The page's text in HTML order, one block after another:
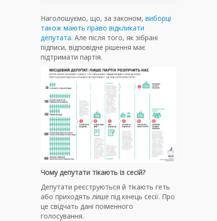
Наголошуємо, що, за законом, виборці
також мають право відкликати
депутата. Але після того, як зібрані
підписи, відповідне рішення має
підтримати партія.
Чому депутати тікають із сесій?
Депутати реєструються й тікають геть
або приходять лише під кінець сесії. Про
це свідчать дані поіменного
голосування.